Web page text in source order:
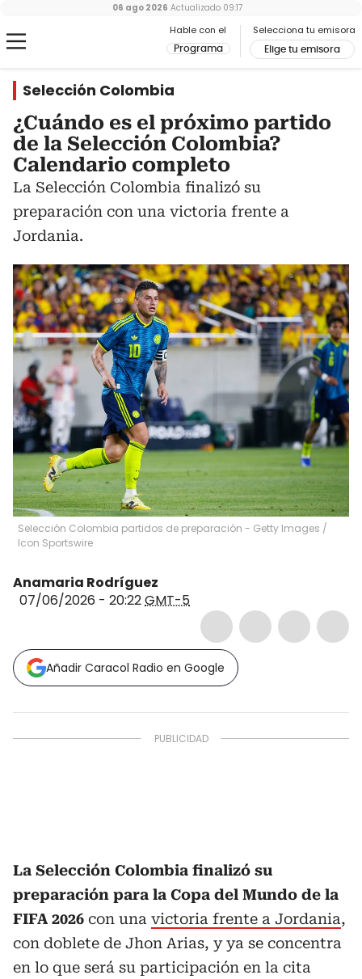
Hable con el
Programa
Selecciona tu emisora
Elige tu emisora
06 ago 2026 Actualizado 09:17
Selección Colombia
¿Cuándo es el próximo partido
de la Selección Colombia?
Calendario completo
La Selección Colombia finalizó su
preparación con una victoria frente a
Jordania.
Selección Colombia partidos de preparación - Getty Images /
Icon Sportswire
Anamaria Rodríguez
07/06/2026 - 20:22GMT-5
Añadir Caracol Radio en Google
La Selección Colombia finalizó su
preparación para la Copa del Mundo de la
FIFA 2026 con una victoria frente a Jordania,
con doblete de Jhon Arias, y ya se concentra
en lo que será su participación en la cita